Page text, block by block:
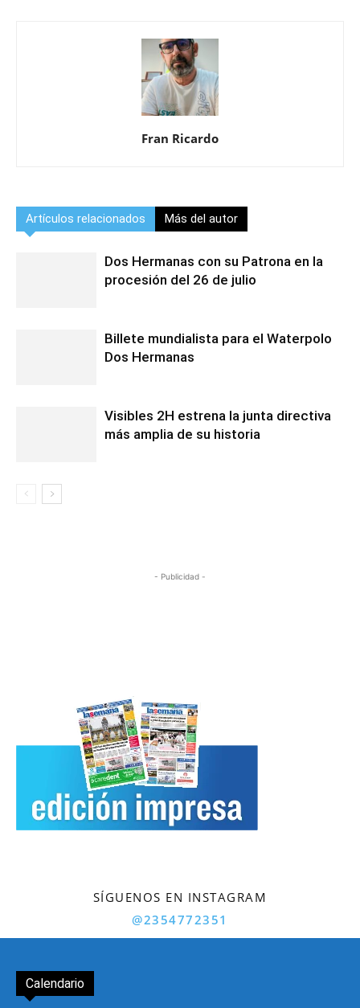
Fran Ricardo
Artículos relacionados Más del autor
Dos Hermanas con su Patrona en la
procesión del 26 de julio
Billete mundialista para el Waterpolo
Dos Hermanas
Visibles 2H estrena la junta directiva
más amplia de su historia
- Publicidad -
SÍGUENOS EN INSTAGRAM
@2354772351
Calendario